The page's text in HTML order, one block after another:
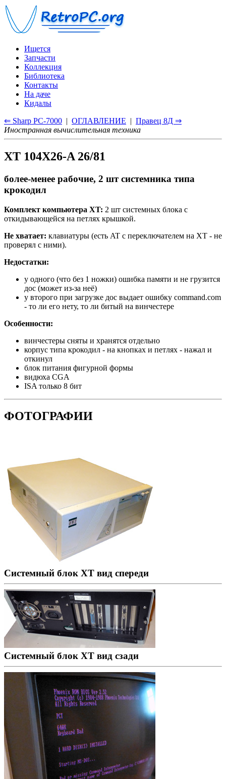
Ищется
Запчасти
Коллекция
Библиотека
Контакты
На даче
Кидалы
⇐ Sharp PC-7000 | ОГЛАВЛЕНИЕ | Правец 8Д ⇒
Иностранная вычислительная техника
XT 104X26-A 26/81
более-менее рабочие, 2 шт системника типа
крокодил
Комплект компьютера XT: 2 шт системных блока с
откидывающейся на петлях крышкой.
Не хватает: клавиатуры (есть AT с переключателем на XT - не
проверял с ними).
Недостатки:
у одного (что без 1 ножки) ошибка памяти и не грузится
дос (может из-за неё)
у второго при загрузке дос выдает ошибку command.com
- то ли его нету, то ли битый на винчестере
Особенности:
винчестеры сняты и хранятся отдельно
корпус типа крокодил - на кнопках и петлях - нажал и
откинул
блок питания фигурной формы
видюха CGA
ISA только 8 бит
ФОТОГРАФИИ
Системный блок XT вид спереди
Системный блок XT вид сзади